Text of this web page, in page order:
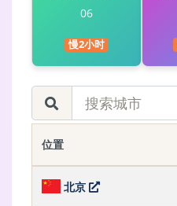
06
慢2小时
位置
北京